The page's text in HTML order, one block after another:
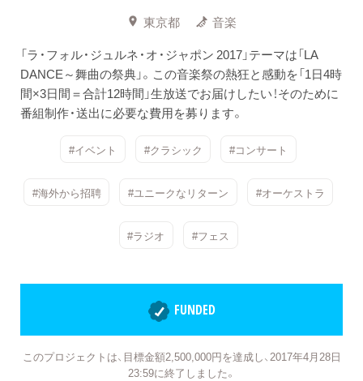
東京都
音楽
「ラ・フォル・ジュルネ・オ・ジャポン 2017」テーマは「LA
DANCE～舞曲の祭典」。この音楽祭の熱狂と感動を「1日4時
間×3日間＝合計12時間」生放送でお届けしたい！そのために
番組制作・送出に必要な費用を募ります。
#イベント #クラシック #コンサート
#海外から招聘 #ユニークなリターン #オーケストラ
#ラジオ #フェス
FUNDED
このプロジェクトは、目標金額2,500,000円を達成し、2017年4月28日
23:59に終了しました。